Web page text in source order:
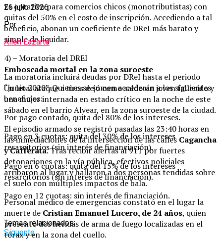
Es optativo para comercios chicos (monotributistas) con
quitas del 50% en el costo de inscripción. Accediendo a tal
beneficio, abonan un coeficiente de DReI más barato y
simple de liquidar.
4) – Moratoria del DREI
La moratoria incluirá deudas por DReI hasta el periodo
“junio 2020”. Quienes se sumen accederán a los siguientes
beneficios:
Por pago contado, quita del 80% de los intereses.
Pago en 3 cuotas: quita del 30% de los intereses
resarcitorios (sin interés de financiación).
Pago en 6 cuotas: quita del 15% de los intereses
resarcitorios (sin interés de financiación).
Pago en 12 cuotas: sin interés de financiación.
Temas relacionados:
Siguente
26 julio 2026
Por
Ailén Lazarte
Emboscada mortal en la zona suroeste
Un letal ataque a tiros dejó como saldo un joven fallecido y
una mujer internada en estado crítico en la noche de este
sábado en el barrio Alvear, en la zona suroeste de la ciudad.
El episodio armado se registró pasadas las 23:40 horas en
las inmediaciones de la intersección de las calles Cagancha
y Cafferata. Tras recibir alertas al 911 por fuertes
detonaciones en la vía pública, efectivos policiales
arribaron al lugar y hallaron a dos personas tendidas sobre
el suelo con múltiples impactos de bala.
Personal médico de emergencias constató en el lugar la
muerte de Cristian Emanuel Lucero, de 24 años, quien
presentó dos heridas de arma de fuego localizadas en el
tórax y en la zona del cuello.